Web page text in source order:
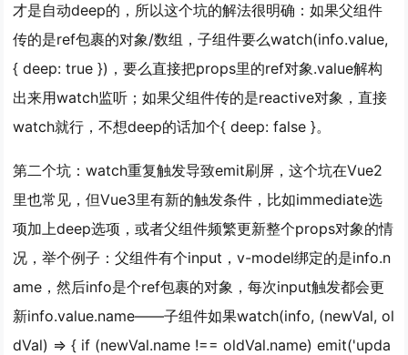
才是自动deep的，所以这个坑的解法很明确：如果父组件
传的是ref包裹的对象/数组，子组件要么watch(info.value,
{ deep: true })，要么直接把props里的ref对象.value解构
出来用watch监听；如果父组件传的是reactive对象，直接
watch就行，不想deep的话加个{ deep: false }。
第二个坑：watch重复触发导致emit刷屏，这个坑在Vue2
里也常见，但Vue3里有新的触发条件，比如immediate选
项加上deep选项，或者父组件频繁更新整个props对象的情
况，举个例子：父组件有个input，v-model绑定的是info.n
ame，然后info是个ref包裹的对象，每次input触发都会更
新info.value.name——子组件如果watch(info, (newVal, ol
dVal) => { if (newVal.name !== oldVal.name) emit('upda